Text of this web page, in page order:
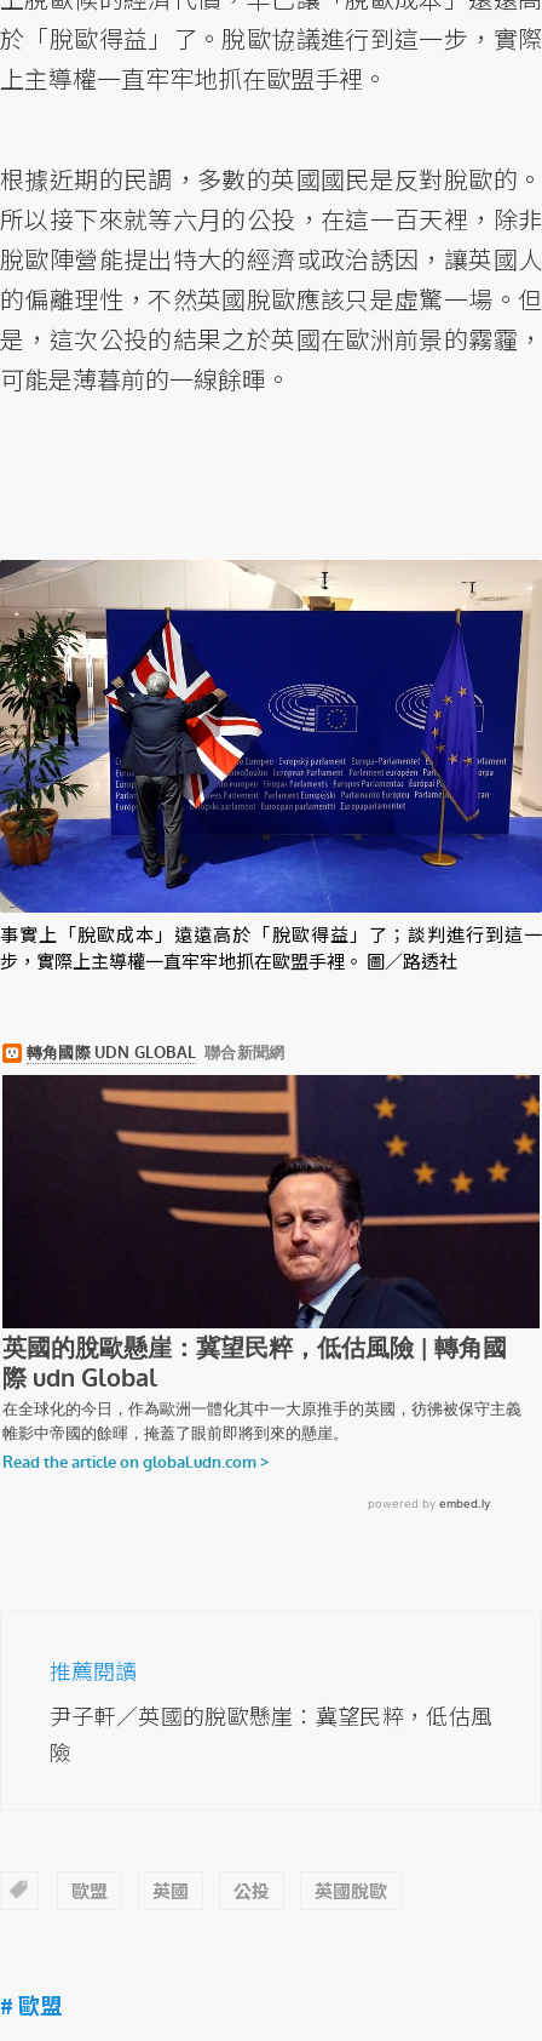
於「脫歐得益」了。脫歐協議進行到這一步，實際
上主導權一直牢牢地抓在歐盟手裡。
根據近期的民調，多數的英國國民是反對脫歐的。
所以接下來就等六月的公投，在這一百天裡，除非
脫歐陣營能提出特大的經濟或政治誘因，讓英國人
的偏離理性，不然英國脫歐應該只是虛驚一場。但
是，這次公投的結果之於英國在歐洲前景的霧霾，
可能是薄暮前的一線餘暉。
事實上「脫歐成本」遠遠高於「脫歐得益」了；談判進行到這一
步，實際上主導權一直牢牢地抓在歐盟手裡。 圖／路透社
推薦閱讀
尹子軒／英國的脫歐懸崖：冀望民粹，低估風
險
歐盟 英國 公投 英國脫歐
# 歐盟